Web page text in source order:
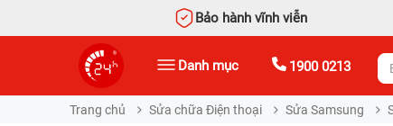
Bảo hành vĩnh viễn
Danh mục 1900 0213
Trang chủ Sửa chữa Điện thoại Sửa Samsung